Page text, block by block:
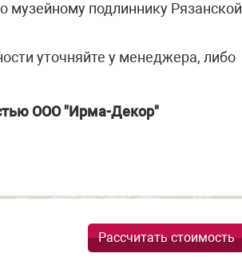
подлиннику Рязанской
уточняйте у менеджера, либо
ООО "Ирма-Декор"
Рассчитать стоимость